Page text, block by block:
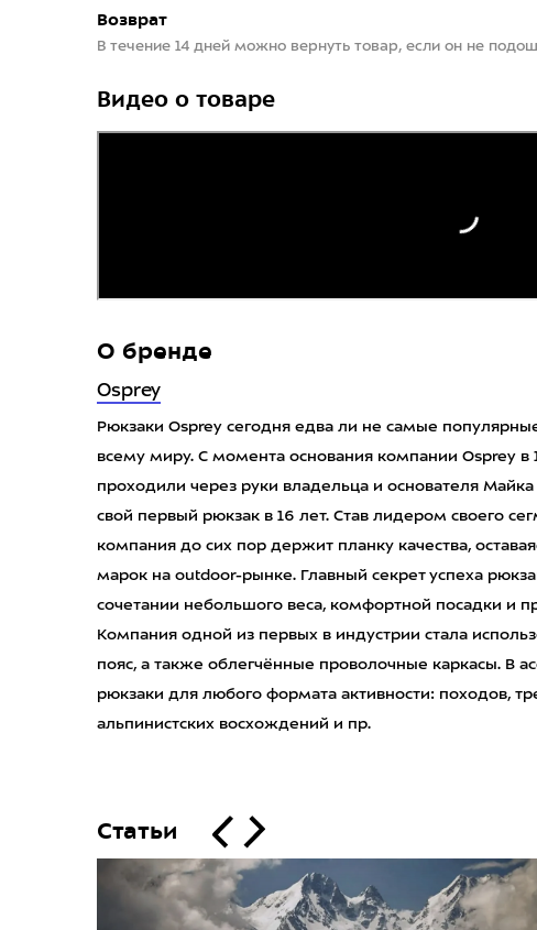
Возврат
В течение 14 дней можно вернуть товар, если он не
Видео о товаре
О бренде
Osprey
Рюкзаки Osprey сегодня едва ли не самые
всему миру. С момента основания компании Osprey в
проходили через руки владельца и основателя
свой первый рюкзак в 16 лет. Став лидером своего
компания до сих пор держит планку качества,
марок на outdoor-рынке. Главный секрет успеха
сочетании небольшого веса, комфортной посадки и
Компания одной из первых в индустрии стала
пояс, а также облегчённые проволочные каркасы. В
рюкзаки для любого формата активности: походов,
альпинистcких восхождений и пр.
Статьи